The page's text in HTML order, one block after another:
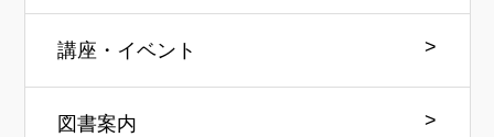
講座・イベント
図書案内